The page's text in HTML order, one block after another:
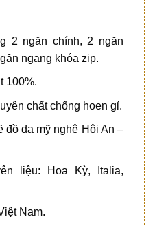
2 ngăn chính, 2 ngăn
ngang khóa zip.
100%.
chất chống hoen gỉ.
đồ da mỹ nghệ Hội An –
liệu: Hoa Kỳ, Italia,
Nam.